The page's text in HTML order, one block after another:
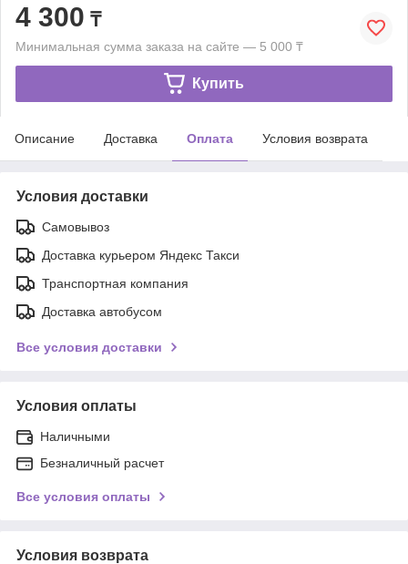
4 300 ₸
Минимальная сумма заказа на сайте — 5 000 ₸
Купить
Описание Доставка Оплата Условия возврата
Условия доставки
Самовывоз
Доставка курьером Яндекс Такси
Транспортная компания
Доставка автобусом
Все условия доставки
Условия оплаты
Наличными
Безналичный расчет
Все условия оплаты
Условия возврата